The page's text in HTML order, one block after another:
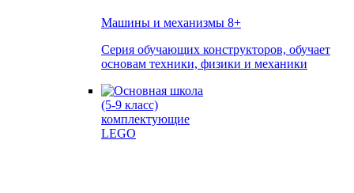
Машины и механизмы 8+
Серия обучающих конструкторов, обучает
основам техники, физики и механики